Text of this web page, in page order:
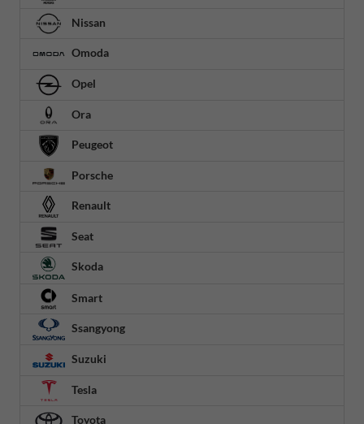
Nissan
Omoda
Opel
Ora
Peugeot
Porsche
Renault
Seat
Skoda
Smart
Ssangyong
Suzuki
Tesla
Toyota